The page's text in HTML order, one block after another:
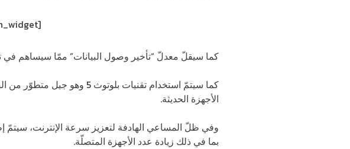
كما سيقلّ معدلّ “تأخير وصول البيانات” ممّا سيساهم في
كما سيتمّ استخدام تقنيات
الأجهزة الحديثة.
بما في ذلك زيادة عدد الأجهزة المتصلّة.